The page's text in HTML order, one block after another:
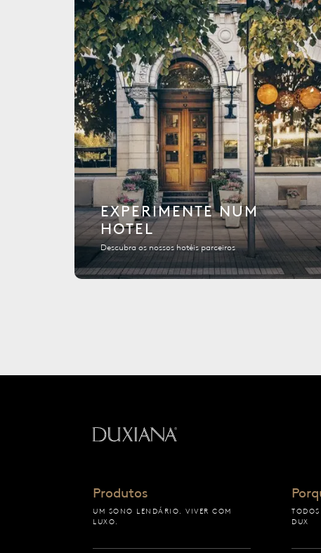
EXPERIMENTE NUM
HOTEL
Descubra os nossos hotéis parceiros
Produtos
UM SONO LENDÁRIO. VIVER COM
LUXO.
DUX